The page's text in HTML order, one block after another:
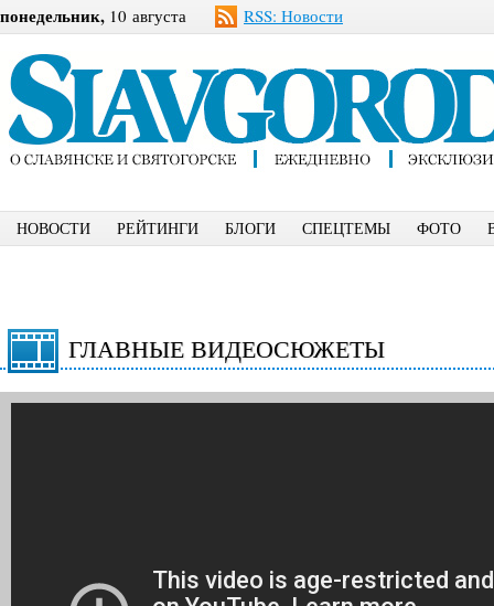
понедельник, 10 августа RSS: Новости
НОВОСТИ РЕЙТИНГИ БЛОГИ СПЕЦТЕМЫ ФОТО
ГЛАВНЫЕ ВИДЕОСЮЖЕТЫ